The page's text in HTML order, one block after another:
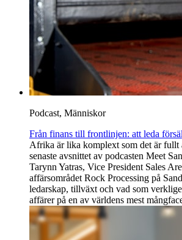
Podcast, Människor
Från finans till frontlinjen: att leda
Afrika är lika komplext som det är fullt
senaste avsnittet av podcasten Meet
Tarynn Yatras, Vice President Sales
affärsområdet Rock Processing på
ledarskap, tillväxt och vad som
affärer på en av världens mest